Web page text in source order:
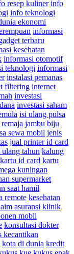
resep kuliner info
info teknologi
ekonomi
informasi
terbaru
kesehatan
informasi otomotif
teknologi informasi
instalasi pemanas
filtering internet
investasi
investasi saham
isi ulang pulsa
jambu biju
sewa mobil jenis
jual printer id card
ulang tahun kalung
kartu id card kartu
kuningan
supermarket
saat hamil
remote kesehatan
asuransi klinik
mobil
konsultasi dokter
kecantikan
kota di dunia kredit